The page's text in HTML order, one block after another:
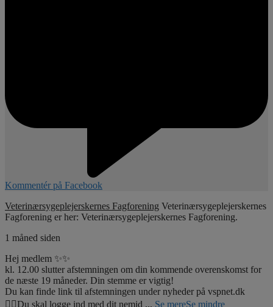
Kommentér på Facebook
Veterinærsygeplejerskernes Fagforening Veterinærsygeplejerskernes
Fagforening er her: Veterinærsygeplejerskernes Fagforening.
1 måned siden
Hej medlem ✨✨
kl. 12.00 slutter afstemningen om din kommende overenskomst for
de næste 19 måneder. Din stemme er vigtig!
Du kan finde link til afstemningen under nyheder på vspnet.dk
☝🏼Du skal logge ind med dit nemid ... Se mereSe mindre